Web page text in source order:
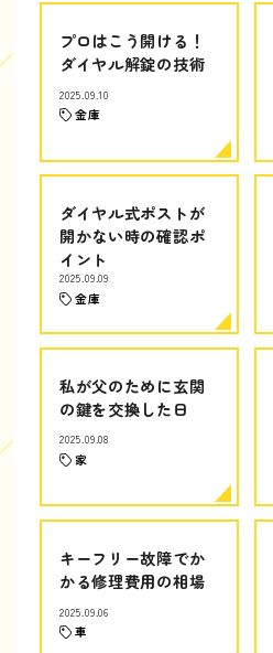
プロはこう開ける！
ダイヤル解錠の技術
2025.09.10
金庫
ダイヤル式ポストが
開かない時の確認ポ
イント
2025.09.09
金庫
私が父のために玄関
の鍵を交換した日
2025.09.08
家
キーフリー故障でか
かる修理費用の相場
2025.09.06
車